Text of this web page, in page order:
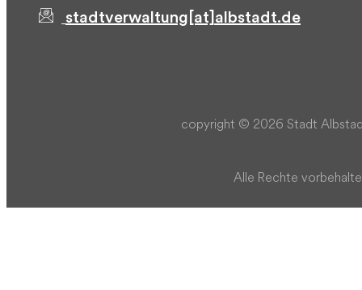
stadtverwaltung[at]albstadt.de
copyright © 2026 Stadt
Alle Rechte